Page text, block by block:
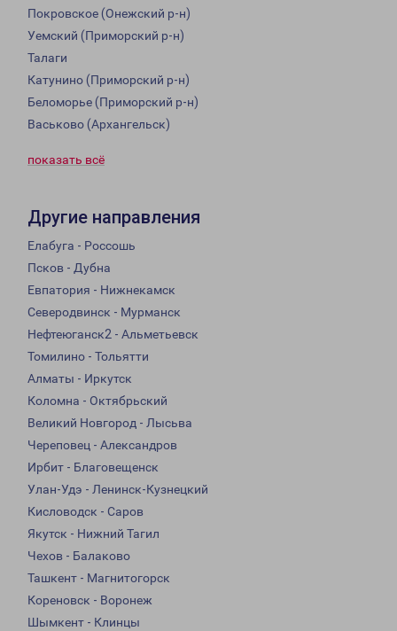
Покровское (Онежский р-н)
Уемский (Приморский р-н)
Талаги
Катунино (Приморский р-н)
Беломорье (Приморский р-н)
Васьково (Архангельск)
показать всё
Другие направления
Елабуга - Россошь
Псков - Дубна
Евпатория - Нижнекамск
Северодвинск - Мурманск
Нефтеюганск2 - Альметьевск
Томилино - Тольятти
Алматы - Иркутск
Коломна - Октябрьский
Великий Новгород - Лысьва
Череповец - Александров
Ирбит - Благовещенск
Улан-Удэ - Ленинск-Кузнецкий
Кисловодск - Саров
Якутск - Нижний Тагил
Чехов - Балаково
Ташкент - Магнитогорск
Кореновск - Воронеж
Шымкент - Клинцы